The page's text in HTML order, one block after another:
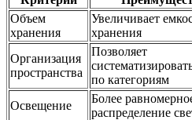
Объем
хранения
Увеличивает
хранения
Организация
пространства
Позволяет
по категориям
Освещение
Более
распределение